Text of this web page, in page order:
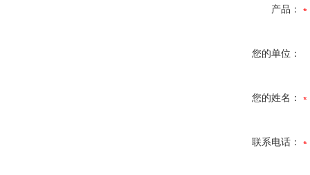
产品：
您的单位：
您的姓名：
联系电话：